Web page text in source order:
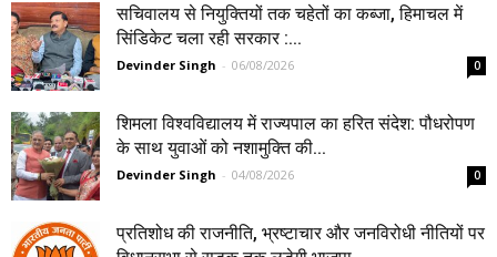
सचिवालय से नियुक्तियों तक चहेतों का कब्जा, हिमाचल में
सिंडिकेट चला रही सरकार :...
Devinder Singh - 06/08/2026 0
शिमला विश्वविद्यालय में राज्यपाल का हरित संदेश: पौधरोपण
के साथ युवाओं को नशामुक्ति की...
Devinder Singh - 04/08/2026 0
प्रतिशोध की राजनीति, भ्रष्टाचार और जनविरोधी नीतियों पर